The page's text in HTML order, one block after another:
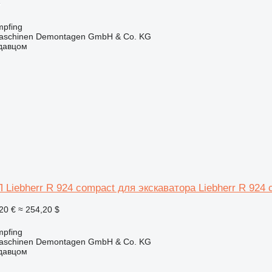
Demontagen GmbH & Co. KG
R 924 compact для экскаватора Liebherr R 924
€ ≈ 254,20 $
Demontagen GmbH & Co. KG